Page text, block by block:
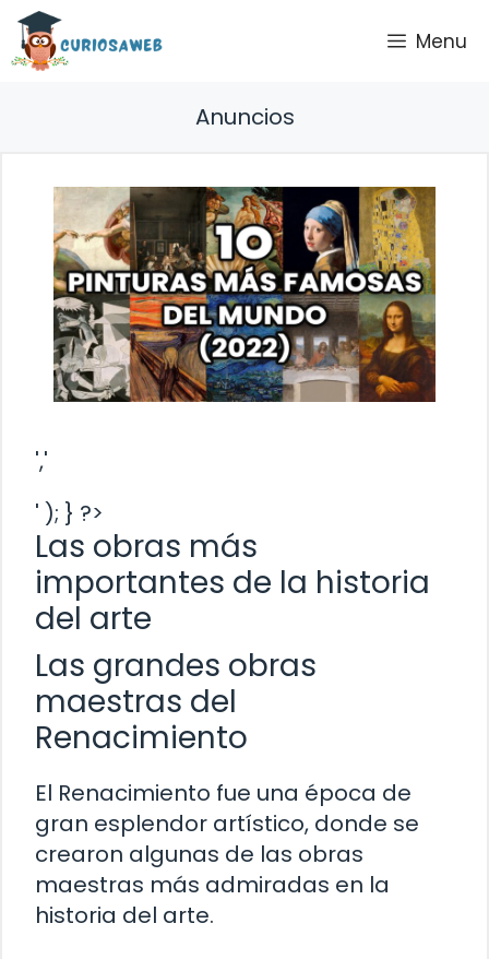
Saltar
contenido
Menu
Anuncios
','
' ); } ?>
Las obras más
importantes de la historia
del arte
Las grandes obras
maestras del
Renacimiento
El Renacimiento fue una época de
gran esplendor artístico, donde se
crearon algunas de las obras
maestras más admiradas en la
historia del arte.